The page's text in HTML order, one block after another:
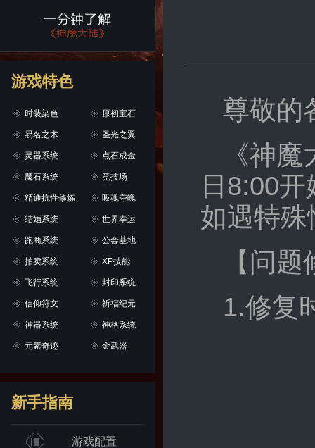
游戏特色
时装染色
易名之术
灵器系统
魔石系统
精通抗性修炼
结婚系统
跑商系统
拍卖系统
飞行系统
信仰符文
神器系统
元素奇迹
原初宝石
圣光之翼
点石成金
竞技场
吸魂夺魄
世界幸运
公会基地
XP技能
封印系统
祈福纪元
神格系统
金武器
新手指南
游戏配置
尊敬的
《神
日8:00
如遇特
【问
1.修复